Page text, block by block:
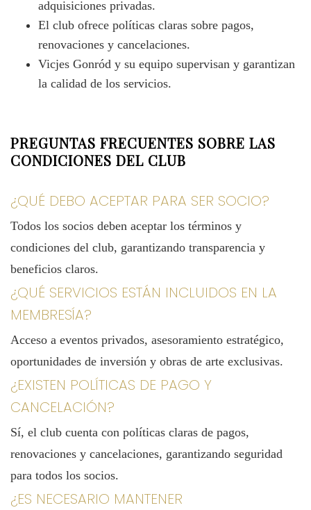
adquisiciones privadas.
El club ofrece políticas claras sobre pagos,
renovaciones y cancelaciones.
Vicjes Gonród y su equipo supervisan y garantizan
la calidad de los servicios.
PREGUNTAS FRECUENTES SOBRE LAS
CONDICIONES DEL CLUB
¿QUÉ DEBO ACEPTAR PARA SER SOCIO?
Todos los socios deben aceptar los términos y
condiciones del club, garantizando transparencia y
beneficios claros.
¿QUÉ SERVICIOS ESTÁN INCLUIDOS EN LA
MEMBRESÍA?
Acceso a eventos privados, asesoramiento estratégico,
oportunidades de inversión y obras de arte exclusivas.
¿EXISTEN POLÍTICAS DE PAGO Y
CANCELACIÓN?
Sí, el club cuenta con políticas claras de pagos,
renovaciones y cancelaciones, garantizando seguridad
para todos los socios.
¿ES NECESARIO MANTENER